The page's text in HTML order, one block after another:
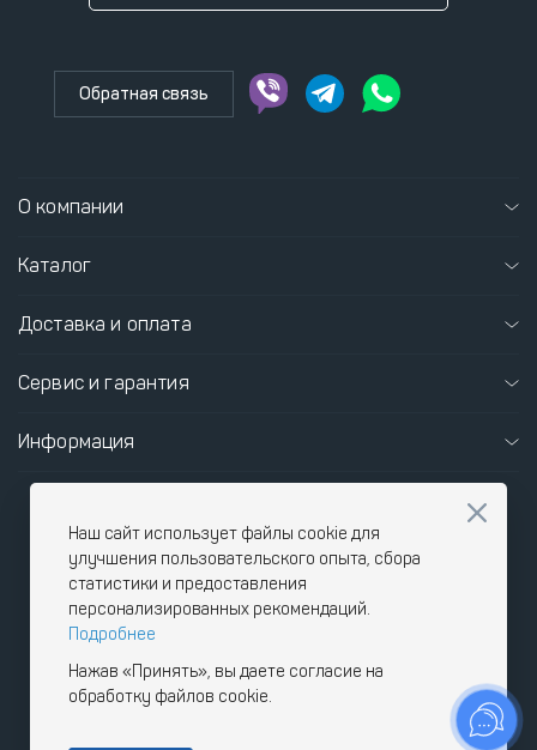
Обратная связь
О компании
Каталог
Доставка и оплата
Сервис и гарантия
Информация
г. Москва, ул. Ясеневая вл. 14Бс9
info@pnevmoteh.ru
График работы офиса
пн-пт8:00 - 21:00
Наш сайт использует файлы cookie для
улучшения пользовательского опыта, сбора
статистики и предоставления
персонализированных рекомендаций.
Подробнее
Нажав «Принять», вы даете согласие на
обработку файлов cookie.